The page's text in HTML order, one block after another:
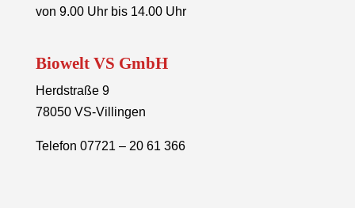
von 9.00 Uhr bis 14.00 Uhr
Biowelt VS GmbH
Herdstraße 9
78050 VS-Villingen
Telefon 07721 – 20 61 366